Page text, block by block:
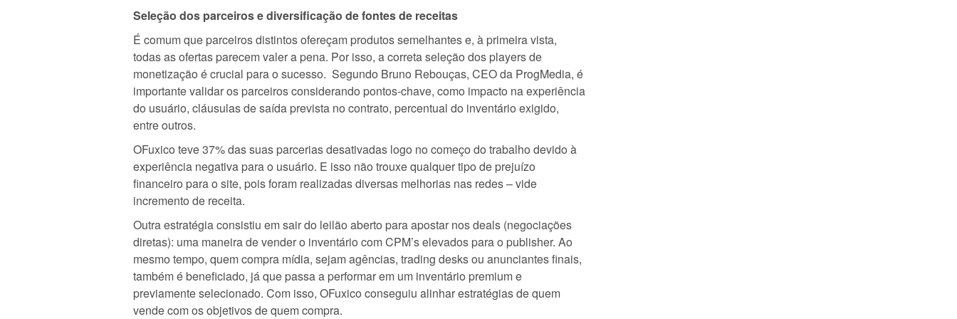
Seleção dos parceiros e diversificação de fontes de receitas
É comum que parceiros distintos ofereçam produtos semelhantes e, à primeira vista,
todas as ofertas parecem valer a pena. Por isso, a correta seleção dos players de
monetização é crucial para o sucesso. Segundo Bruno Rebouças, CEO da ProgMedia, é
importante validar os parceiros considerando pontos-chave, como impacto na experiência
do usuário, cláusulas de saída prevista no contrato, percentual do inventário exigido,
entre outros.
OFuxico teve 37% das suas parcerias desativadas logo no começo do trabalho devido à
experiência negativa para o usuário. E isso não trouxe qualquer tipo de prejuízo
financeiro para o site, pois foram realizadas diversas melhorias nas redes – vide
incremento de receita.
Outra estratégia consistiu em sair do leilão aberto para apostar nos deals (negociações
diretas): uma maneira de vender o inventário com CPM’s elevados para o publisher. Ao
mesmo tempo, quem compra mídia, sejam agências, trading desks ou anunciantes finais,
também é beneficiado, já que passa a performar em um inventário premium e
previamente selecionado. Com isso, OFuxico conseguiu alinhar estratégias de quem
vende com os objetivos de quem compra.